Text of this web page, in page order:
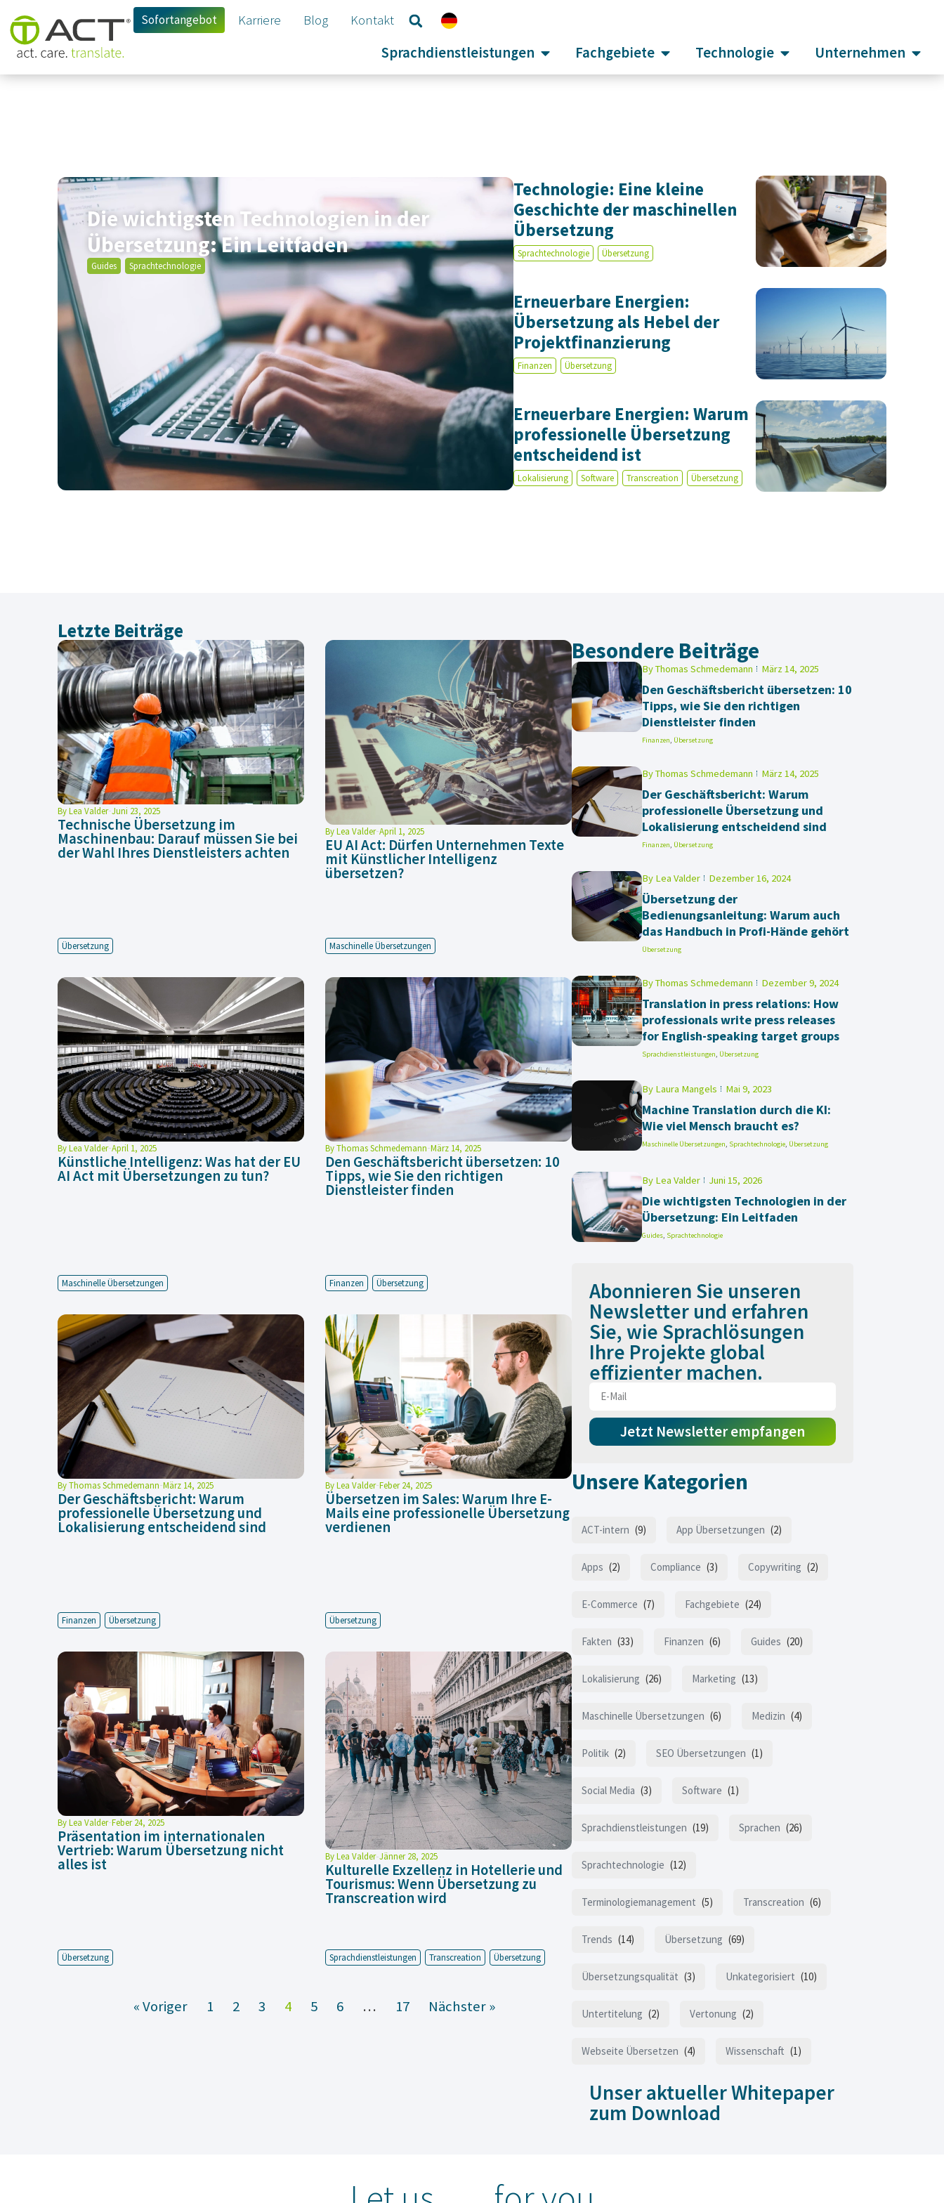
Sofortangebot Karriere Blog Kontakt
Sprachdienstleistungen Fachgebiete Technologie Unternehmen
Die wichtigsten Technologien in der
Übersetzung: Ein Leitfaden
Guides Sprachtechnologie
Technologie: Eine kleine
Geschichte der maschinellen
Übersetzung
Sprachtechnologie Übersetzung
Erneuerbare Energien:
Übersetzung als Hebel der
Projektfinanzierung
Finanzen Übersetzung
Erneuerbare Energien: Warum
professionelle Übersetzung
entscheidend ist
Lokalisierung Software Transcreation Übersetzung
Letzte Beiträge
ByLea Valder Juni 23, 2025
Technische Übersetzung im
Maschinenbau: Darauf müssen Sie bei
der Wahl Ihres Dienstleisters achten
Übersetzung
ByLea Valder April 1, 2025
EU AI Act: Dürfen Unternehmen Texte
mit Künstlicher Intelligenz
übersetzen?
Maschinelle Übersetzungen
ByLea Valder April 1, 2025
Künstliche Intelligenz: Was hat der EU
AI Act mit Übersetzungen zu tun?
Maschinelle Übersetzungen
ByThomas Schmedemann März 14, 2025
Den Geschäftsbericht übersetzen: 10
Tipps, wie Sie den richtigen
Dienstleister finden
Finanzen Übersetzung
ByThomas Schmedemann März 14, 2025
Der Geschäftsbericht: Warum
professionelle Übersetzung und
Lokalisierung entscheidend sind
Finanzen Übersetzung
ByLea Valder Feber 24, 2025
Übersetzen im Sales: Warum Ihre E-
Mails eine professionelle Übersetzung
verdienen
Übersetzung
ByLea Valder Feber 24, 2025
Präsentation im internationalen
Vertrieb: Warum Übersetzung nicht
alles ist
Übersetzung
ByLea Valder Jänner 28, 2025
Kulturelle Exzellenz in Hotellerie und
Tourismus: Wenn Übersetzung zu
Transcreation wird
Sprachdienstleistungen Transcreation Übersetzung
« Voriger 1 2 3 4 5 6 … 17 Nächster »
Besondere Beiträge
ByThomas Schmedemann März 14, 2025
Den Geschäftsbericht übersetzen: 10
Tipps, wie Sie den richtigen
Dienstleister finden
Finanzen, Übersetzung
ByThomas Schmedemann März 14, 2025
Der Geschäftsbericht: Warum
professionelle Übersetzung und
Lokalisierung entscheidend sind
Finanzen, Übersetzung
ByLea Valder Dezember 16, 2024
Übersetzung der
Bedienungsanleitung: Warum auch
das Handbuch in Profi-Hände gehört
Übersetzung
ByThomas Schmedemann Dezember 9, 2024
Translation in press relations: How
professionals write press releases
for English-speaking target groups
Sprachdienstleistungen, Übersetzung
ByLaura Mangels Mai 9, 2023
Machine Translation durch die KI:
Wie viel Mensch braucht es?
Maschinelle Übersetzungen, Sprachtechnologie, Übersetzung
ByLea Valder Juni 15, 2026
Die wichtigsten Technologien in der
Übersetzung: Ein Leitfaden
Guides, Sprachtechnologie
Abonnieren Sie unseren
Newsletter und erfahren
Sie, wie Sprachlösungen
Ihre Projekte global
effizienter machen.
Jetzt Newsletter empfangen
Unsere Kategorien
ACT-intern (9) App Übersetzungen (2)
Apps (2) Compliance (3) Copywriting (2)
E-Commerce (7) Fachgebiete (24)
Fakten (33) Finanzen (6) Guides (20)
Lokalisierung (26) Marketing (13)
Maschinelle Übersetzungen (6) Medizin (4)
Politik (2) SEO Übersetzungen (1)
Social Media (3) Software (1)
Sprachdienstleistungen (19) Sprachen (26)
Sprachtechnologie (12)
Terminologiemanagement (5) Transcreation (6)
Trends (14) Übersetzung (69)
Übersetzungsqualität (3) Unkategorisiert (10)
Untertitelung (2) Vertonung (2)
Webseite Übersetzen (4) Wissenschaft (1)
Unser aktueller Whitepaper
zum Download